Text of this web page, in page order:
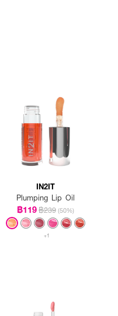
IN2IT
Plumping Lip Oil
฿119฿239 (50%)
+1